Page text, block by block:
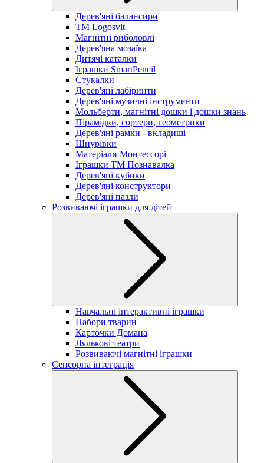
Дерев'яні балансири
TM Logosvit
Магнітні риболовлі
Дерев'яна мозаїка
Дитячі каталки
Іграшки SmartPencil
Стукалки
Дерев'яні лабіринти
Дерев'яні музичні інструменти
Мольберти, магнітні дошки і дошки знань
Пірамідки, сортери, геометрики
Дерев'яні рамки - вкладиші
Шнурівки
Матеріали Монтессорі
Іграшки ТМ Познавалка
Дерев'яні кубики
Дерев'яні конструктори
Дерев'яні пазли
Розвиваючі іграшки для дітей
Навчальні інтерактивні іграшки
Набори тварин
Карточки Домана
Лялькові театри
Розвиваючі магнітні іграшки
Сенсорна інтеграція